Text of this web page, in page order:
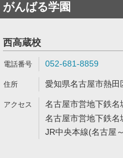
がんばる学園
西高蔵校
052-681-8859
愛知県名古屋市熱
名古屋市営地下鉄
名古屋市営地下鉄
JR中央本線(名古屋